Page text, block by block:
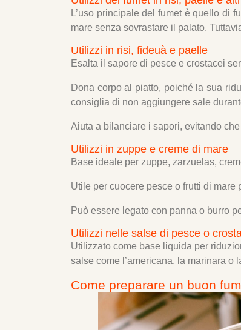
L’uso principale del fumet è quello di
mare senza sovrastare il palato.
Utilizzi in risi, fideuà e paelle
Esalta il sapore di pesce e crostacei
Dona corpo al piatto, poiché la sua
consiglia di non aggiungere sale
Aiuta a bilanciare i sapori, evitando
Utilizzi in zuppe e creme di mare
Base ideale per zuppe, zarzuelas,
Utile per cuocere pesce o frutti di
Può essere legato con panna o burro
Utilizzi nelle salse di pesce o
Utilizzato come base liquida per
salse come l’americana, la marinara o
Come preparare un buon